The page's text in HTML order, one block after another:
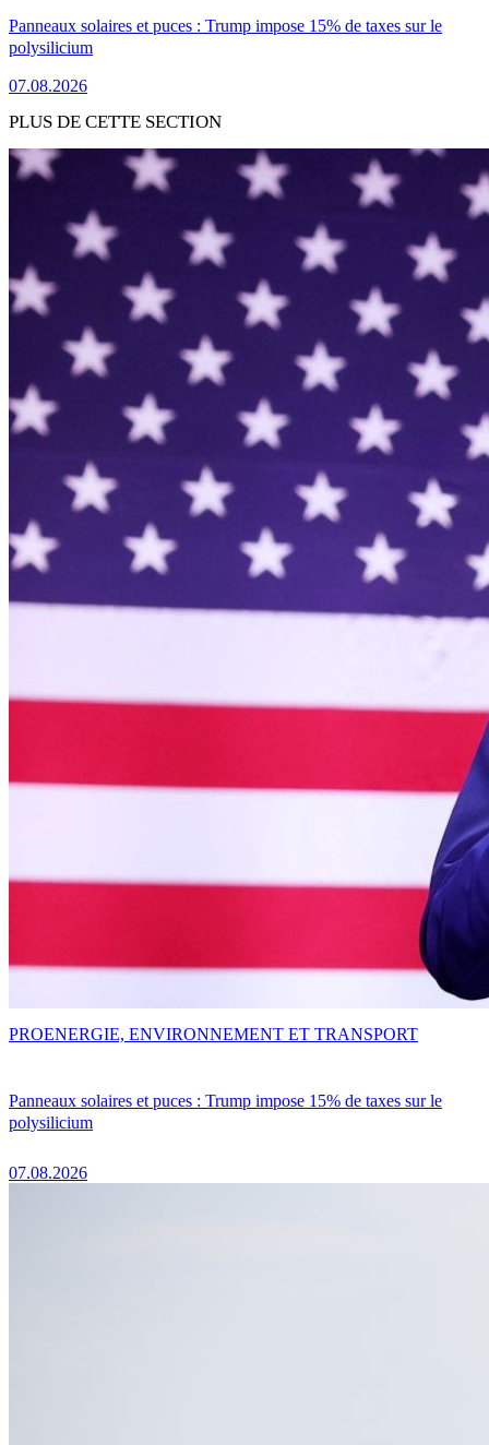
Panneaux solaires et puces : Trump impose 15% de taxes sur le
polysilicium
07.08.2026
PLUS DE CETTE SECTION
Panneaux solaires et puces : Trump impose 15% de taxes sur le
polysilicium
07.08.2026
PROENERGIE, ENVIRONNEMENT ET TRANSPORT